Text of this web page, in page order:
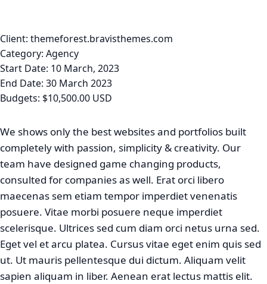
Client: themeforest.bravisthemes.com
Category: Agency
Start Date: 10 March, 2023
End Date: 30 March 2023
Budgets: $10,500.00 USD
We shows only the best websites and portfolios built
completely with passion, simplicity & creativity. Our
team have designed game changing products,
consulted for companies as well. Erat orci libero
maecenas sem etiam tempor imperdiet venenatis
posuere. Vitae morbi posuere neque imperdiet
scelerisque. Ultrices sed cum diam orci netus urna sed.
Eget vel et arcu platea. Cursus vitae eget enim quis sed
ut. Ut mauris pellentesque dui dictum. Aliquam velit
sapien aliquam in liber. Aenean erat lectus mattis elit.